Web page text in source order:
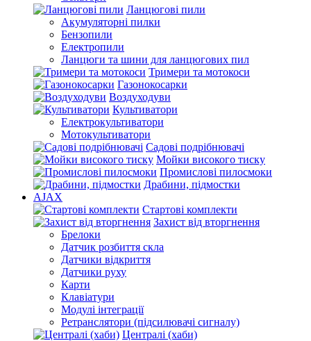
Ланцюгові пили
Акумуляторні пилки
Бензопили
Електропили
Ланцюги та шини для ланцюгових пил
Тримери та мотокоси
Газонокосарки
Воздуходуви
Культиватори
Електрокультиватори
Мотокультиватори
Садові подрібнювачі
Мойки високого тиску
Промислові пилосмоки
Драбини, підмостки
AJAX
Стартові комплекти
Захист від вторгнення
Брелоки
Датчик розбиття скла
Датчики відкриття
Датчики руху
Карти
Клавіатури
Модулі інтеграції
Ретранслятори (підсилювачі сигналу)
Централі (хаби)